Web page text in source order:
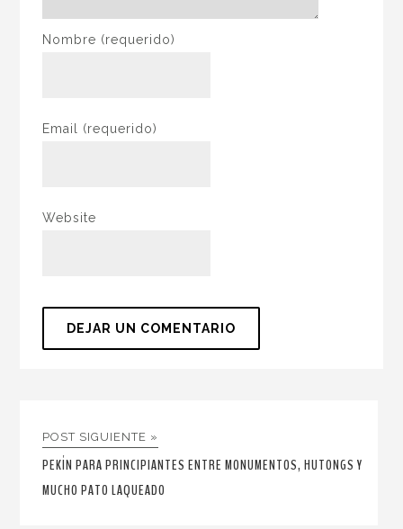
Nombre (requerido)
Email (requerido)
Website
POST SIGUIENTE »
PEKÍN PARA PRINCIPIANTES ENTRE MONUMENTOS, HUTONGS Y
MUCHO PATO LAQUEADO